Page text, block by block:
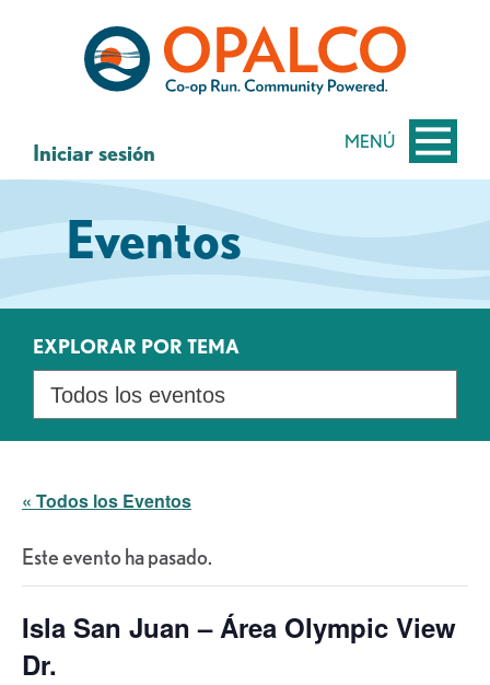
contenido
MENÚ
Iniciar sesión
Eventos
EXPLORAR POR TEMA
« Todos los Eventos
Este evento ha pasado.
Isla San Juan – Área Olympic View
Dr.